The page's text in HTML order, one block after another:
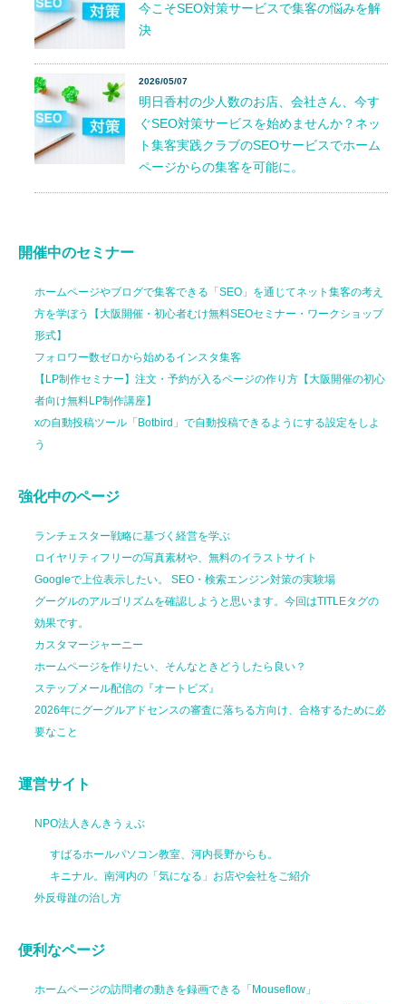
今こそSEO対策サービスで集客の悩みを解
決
2026/05/07
明日香村の少人数のお店、会社さん、今す
ぐSEO対策サービスを始めませんか？ネッ
ト集客実践クラブのSEOサービスでホーム
ページからの集客を可能に。
開催中のセミナー
ホームページやブログで集客できる「SEO」を通じてネット集客の考え
方を学ぼう【大阪開催・初心者むけ無料SEOセミナー・ワークショップ
形式】
フォロワー数ゼロから始めるインスタ集客
【LP制作セミナー】注文・予約が入るページの作り方【大阪開催の初心
者向け無料LP制作講座】
xの自動投稿ツール「Botbird」で自動投稿できるようにする設定をしよ
う
強化中のページ
ランチェスター戦略に基づく経営を学ぶ
ロイヤリティフリーの写真素材や、無料のイラストサイト
Googleで上位表示したい。 SEO・検索エンジン対策の実験場
グーグルのアルゴリズムを確認しようと思います。今回はTITLEタグの
効果です。
カスタマージャーニー
ホームページを作りたい、そんなときどうしたら良い？
ステップメール配信の『オートビズ』
2026年にグーグルアドセンスの審査に落ちる方向け、合格するために必
要なこと
運営サイト
NPO法人きんきうぇぶ
すばるホールパソコン教室、河内長野からも。
キニナル。南河内の「気になる」お店や会社をご紹介
外反母趾の治し方
便利なページ
ホームページの訪問者の動きを録画できる「Mouseflow」